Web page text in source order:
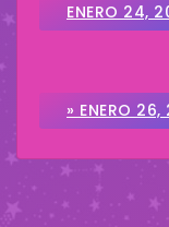
ENERO 24,
» ENERO